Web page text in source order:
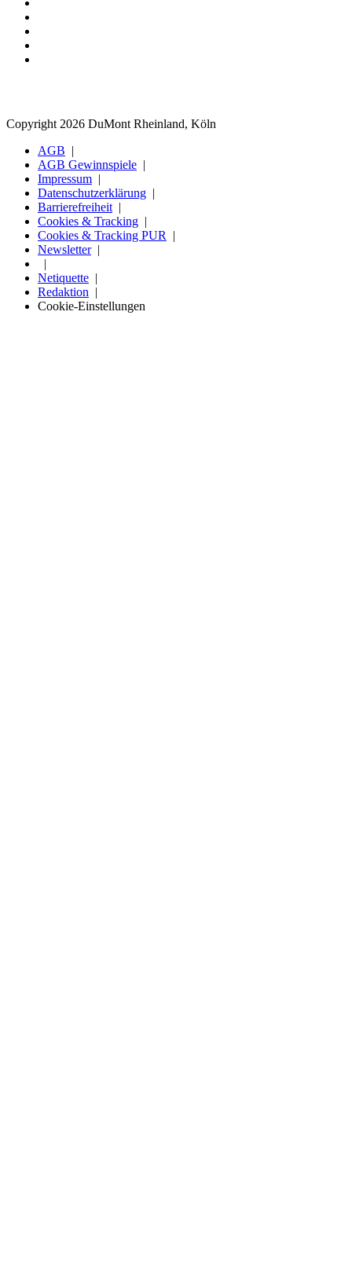
Copyright 2026 DuMont Rheinland, Köln
AGB
AGB Gewinnspiele
Impressum
Datenschutzerklärung
Barrierefreiheit
Cookies & Tracking
Cookies & Tracking PUR
Newsletter
Netiquette
Redaktion
Cookie-Einstellungen